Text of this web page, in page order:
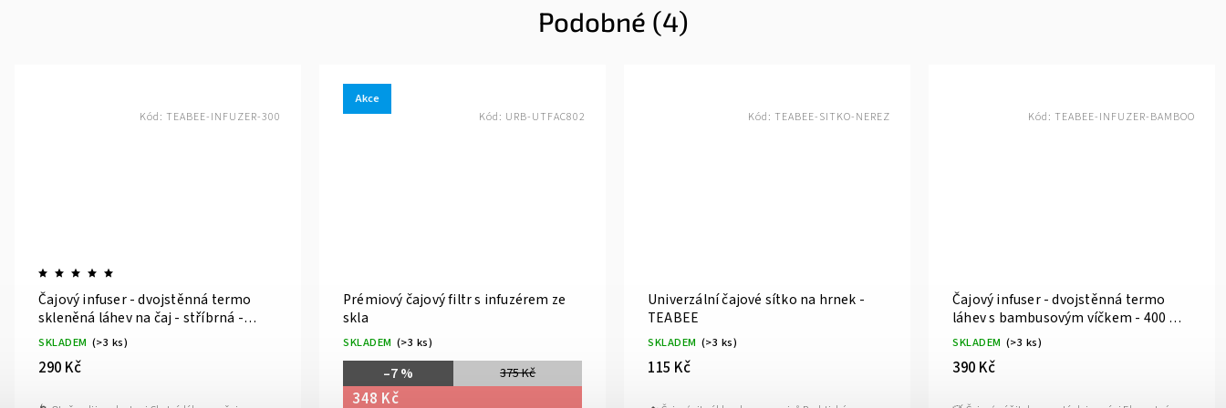
Podobné (4)
Čajový infuser - dvojstěnná termo
skleněná láhev na čaj - stříbrná -
TEABEE - 300ml
SKLADEM (>3 ks)
290 Kč
Kód: TEABEE-INFUZER-300
Akce
Prémiový čajový filtr s infuzérem ze
skla
SKLADEM (>3 ks)
375 Kč
–7 %
348 Kč
Kód: URB-UTFAC802
Univerzální čajové sítko na hrnek -
TEABEE
SKLADEM (>3 ks)
115 Kč
Kód: TEABEE-SITKO-NEREZ
Čajový infuser - dvojstěnná termo
láhev s bambusovým víčkem - 400 ml
- TEABEE
SKLADEM (>3 ks)
390 Kč
Kód: TEABEE-INFUZER-BAMBOO